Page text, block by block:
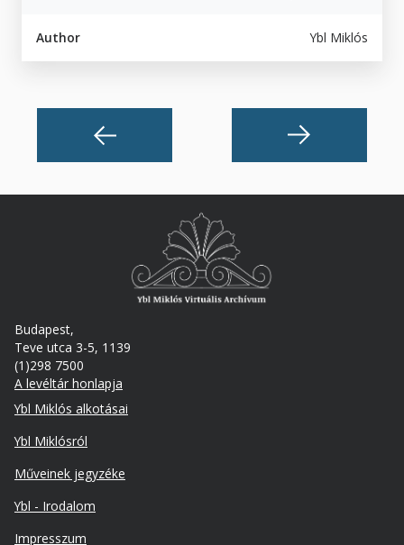
Author Ybl Miklós
Budapest,
Teve utca 3-5, 1139
(1)298 7500
A levéltár honlapja
Footer
Ybl Miklós alkotásai
Ybl Miklósról
Műveinek jegyzéke
Ybl - Irodalom
Lábléc
Impresszum